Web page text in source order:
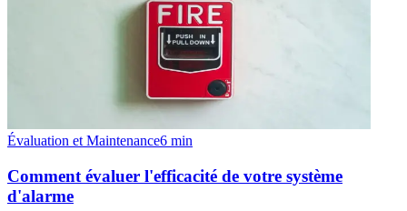
Évaluation et Maintenance6 min
Comment évaluer l'efficacité de votre système
d'alarme